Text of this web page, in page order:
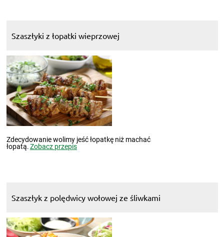
Szaszłyki z łopatki wieprzowej
Zdecydowanie wolimy jeść łopatkę niż machać
łopatą.Zobacz przepis
Szaszłyk z polędwicy wołowej ze śliwkami